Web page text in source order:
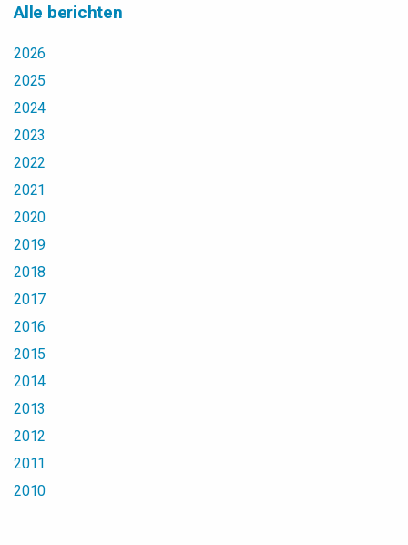
Alle berichten
2026
2025
2024
2023
2022
2021
2020
2019
2018
2017
2016
2015
2014
2013
2012
2011
2010